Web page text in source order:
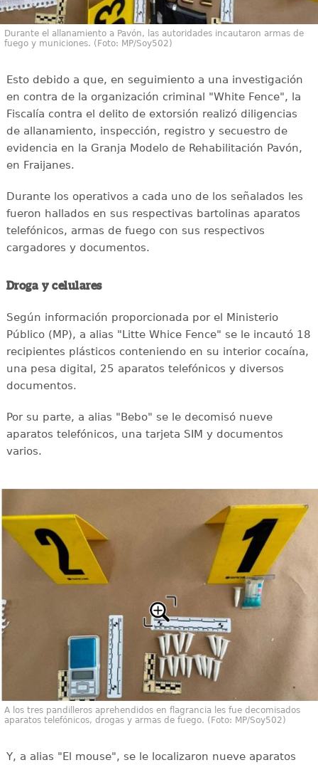
Durante el allanamiento a Pavón, las autoridades incautaron armas de
fuego y municiones. (Foto: MP/Soy502)
Esto debido a que, en seguimiento a una investigación
en contra de la organización criminal "White Fence", la
Fiscalía contra el delito de extorsión realizó diligencias
de allanamiento, inspección, registro y secuestro de
evidencia en la Granja Modelo de Rehabilitación Pavón,
en Fraijanes.
Durante los operativos a cada uno de los señalados les
fueron hallados en sus respectivas bartolinas aparatos
telefónicos, armas de fuego con sus respectivos
cargadores y documentos.
Droga y celulares
Según información proporcionada por el Ministerio
Público (MP), a alias "Litte Whice Fence" se le incautó 18
recipientes plásticos conteniendo en su interior cocaína,
una pesa digital, 25 aparatos telefónicos y diversos
documentos.
Por su parte, a alias "Bebo" se le decomisó nueve
aparatos telefónicos, una tarjeta SIM y documentos
varios.
A los tres pandilleros aprehendidos en flagrancia les fue decomisados
aparatos telefónicos, drogas y armas de fuego. (Foto: MP/Soy502)
Y, a alias "El mouse", se le localizaron nueve aparatos